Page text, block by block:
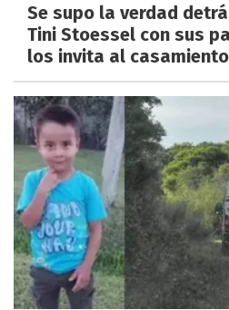
Se supo la verdad
Tini Stoessel con sus
los invita al casamiento